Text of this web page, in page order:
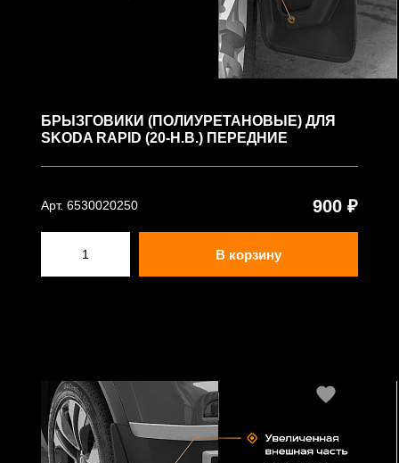
БРЫЗГОВИКИ (ПОЛИУРЕТАНОВЫЕ) ДЛЯ
SKODA RAPID (20-Н.В.) ПЕРЕДНИЕ
Арт. 6530020250 900 ₽
В корзину